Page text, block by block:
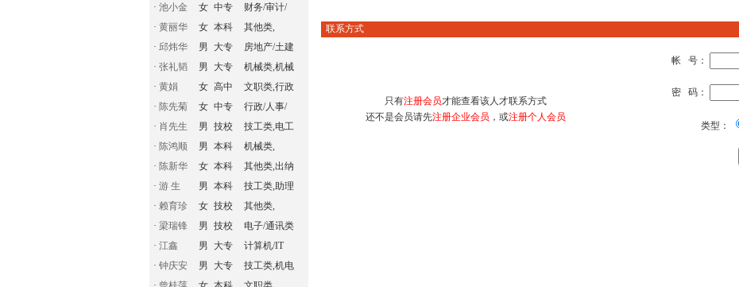
· 池小金 女 中专
财务/审计/
· 黄丽华 女 本科
其他类,
· 邱炜华 男 大专
房地产/土建
· 张礼韬 男 大专
机械类,机械
· 黄娟 女 高中
文职类,行政
· 陈先菊 女 中专
行政/人事/
· 肖先生 男 技校
技工类,电工
· 陈鸿顺 男 本科
机械类,
· 陈新华 女 本科
其他类,出纳
· 游 生 男 本科
技工类,助理
· 赖育珍 女 技校
其他类,
· 梁瑞锋 男 技校
电子/通讯类
· 江鑫 男 大专
计算机/IT
· 钟庆安 男 大专
技工类,机电
联系方式
只有注册会员才能查看该人才联系方式
还不是会员请先注册企业会员 ，或注册个人会员
帐 号：
密 码：
类型：